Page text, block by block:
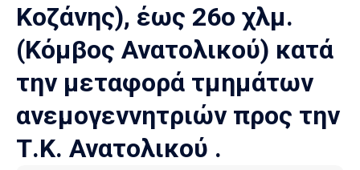
Κοζάνης), έως 26ο χλμ.
(Κόμβος Ανατολικού) κατά
την μεταφορά τμημάτων
ανεμογεννητριών προς την
Τ.Κ. Ανατολικού .